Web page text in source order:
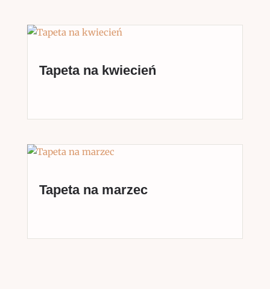
Tapeta na kwiecień
Tapeta na marzec